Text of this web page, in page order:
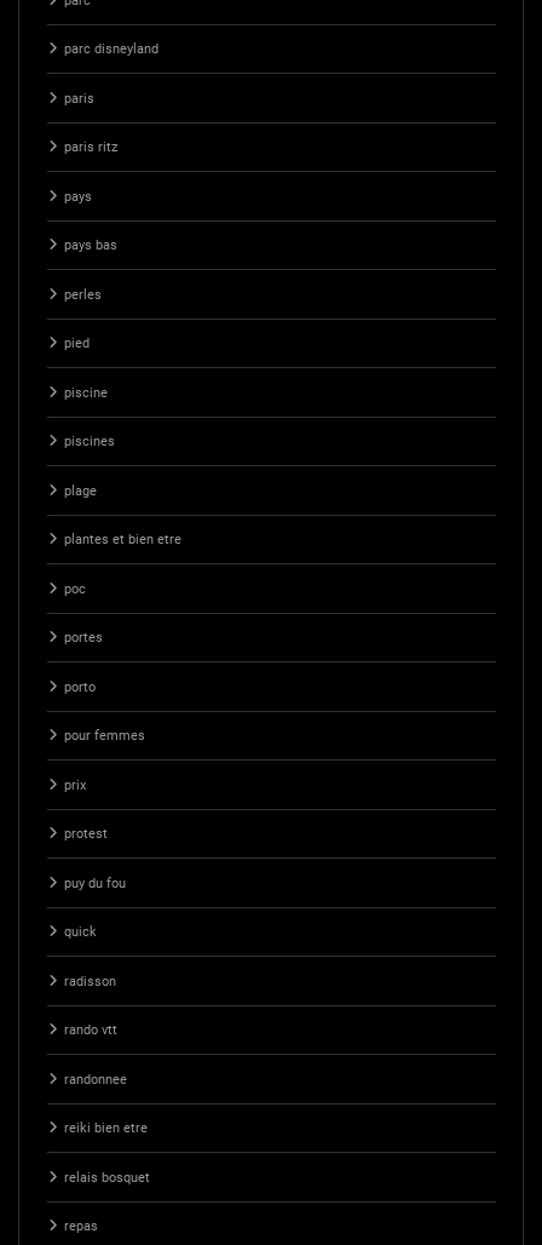
parc disneyland
paris
paris ritz
pays
pays bas
perles
pied
piscine
piscines
plage
plantes et bien etre
poc
portes
porto
pour femmes
prix
protest
puy du fou
quick
radisson
rando vtt
randonnee
reiki bien etre
relais bosquet
repas